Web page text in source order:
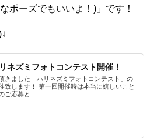
ポーズでもいいよ！)」です！
ネズミフォトコンテスト開催！
きました「ハリネズミフォトコンテスト」の
致します！ 第一回開催時は本当に嬉しいこと
ご応募と...